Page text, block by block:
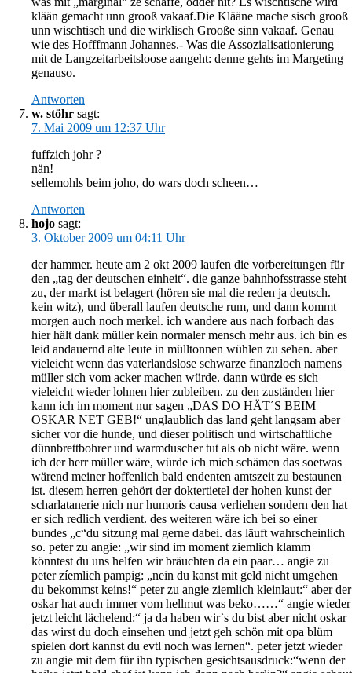
klään gemacht unn grooß vakaaf.Die Klääne mache sisch grooß
unn wischtisch und die wirklisch Grooße sinn vakaaf. Genau
wie des Hofffmann Johannes.- Was die Assozialisationierung
mit de Langzeitarbeitsloose aangeht: denne gehts im Margeting
genauso.
Antworten
w. stöhr sagt:
7. Mai 2009 um 12:37 Uhr
fuffzich johr ?
nän!
sellemohls beim joho, do wars doch scheen…
Antworten
hojo sagt:
3. Oktober 2009 um 04:11 Uhr
der hammer. heute am 2 okt 2009 laufen die vorbereitungen für
den „tag der deutschen einheit“. die ganze bahnhofsstrasse steht
zu, der markt ist belagert (hören sie mal die reden ja deutsch.
kein witz), und überall laufen deutsche rum, und dann kommt
morgen auch noch merkel. ich wandere aus nach forbach das
hier hält dank müller kein normaler mensch mehr aus. ich bin es
leid andauernd alte leute in mülltonnen wühlen zu sehen. aber
vieleicht wenn das vaterlandslose schwarze finanzloch namens
müller sich vom acker machen würde. dann würde es sich
vieleicht wieder lohnen hier zubleiben. zu den zuständen hier
kann ich im moment nur sagen „DAS DO HÄT´S BEIM
OSKAR NET GEB!“ unglaublich das land geht langsam aber
sicher vor die hunde, und dieser politisch und wirtschaftliche
dünnbrettbohrer und warmduscher tut als ob nicht wäre. wenn
ich der herr müller wäre, würde ich mich schämen das soetwas
wärend meiner hoffenlich bald endenten amtszeit zu bestaunen
ist. diesem herren gehört der doktertietel der hohen kunst der
scharlatanerie nich nur humoris causa verliehen sondern den hat
er sich redlich verdient. des weiteren wäre ich bei so einer
bundes „c“du sitzung mal gerne dabei. das läuft wahrscheinlich
so. peter zu angie: „wir sind im moment ziemlich klamm
könntest du uns helfen wir bräuchten da ein paar… angie zu
peter zíemlich pampig: „nein du kanst mit geld nicht umgehen
du bekommst keins!“ peter zu angie ziemlich kleinlaut:“ aber der
oskar hat auch immer vom hellmut was beko……“ angie wieder
jetzt leicht lächelend:“ ja da haben wir`s du bist aber nicht oskar
das wirst du doch einsehen und jetzt geh schön mit opa blüm
spielen dort kannst du evtl noch was lernen“. peter jetzt wieder
zu angie mit dem für ihn typischen gesichtsausdruck:“wenn der